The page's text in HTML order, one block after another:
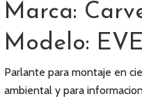
Marca:
Modelo:
Parlante para montaje en
ambiental y para